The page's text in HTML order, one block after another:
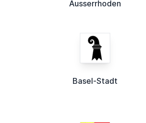
Ausserrhoden
Basel-Stadt